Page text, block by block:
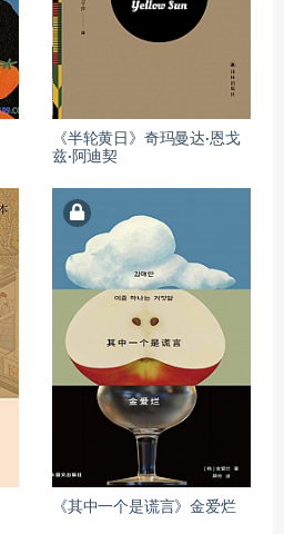
《半轮黄日》奇玛曼达·恩戈
兹·阿迪契
《其中一个是谎言》金爱烂